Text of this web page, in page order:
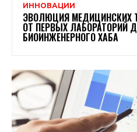
ИННОВАЦИИ
ЭВОЛЮЦИЯ МЕДИЦИНСКИХ
ОТ ПЕРВЫХ ЛАБОРАТОРИЙ
БИОИНЖЕНЕРНОГО ХАБА